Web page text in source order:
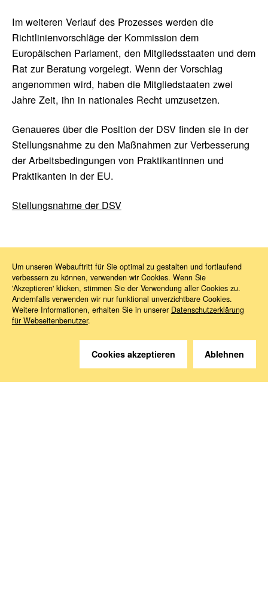
Im weiteren Verlauf des Prozesses werden die
Richtlinienvorschläge der Kommission dem
Europäischen Parlament, den Mitgliedsstaaten und dem
Rat zur Beratung vorgelegt. Wenn der Vorschlag
angenommen wird, haben die Mitgliedstaaten zwei
Jahre Zeit, ihn in nationales Recht umzusetzen.
Genaueres über die Position der DSV finden sie in der
Stellungsnahme zu den Maßnahmen zur Verbesserung
der Arbeitsbedingungen von Praktikantinnen und
Praktikanten in der EU.
Stellungsnahme der DSV
News 2024 06 Praktika
Sie haben Fragen?
Um unseren Webauftritt für Sie optimal zu gestalten und fortlaufend
verbessern zu können, verwenden wir Cookies. Wenn Sie
'Akzeptieren' klicken, stimmen Sie der Verwendung aller Cookies zu.
Andernfalls verwenden wir nur funktional unverzichtbare Cookies.
Weitere Informationen, erhalten Sie in unserer Datenschutzerklärung
für Webseitenbenutzer.
Cookies akzeptieren Ablehnen